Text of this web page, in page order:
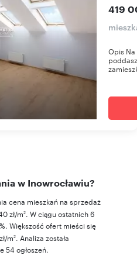
419
Opis Na
w Inowrocławiu?
cena mieszkań na sprzedaż
zł/m2. W ciągu ostatnich 6
Większość ofert mieści się
m2. Analiza została
54 ogłoszeń.